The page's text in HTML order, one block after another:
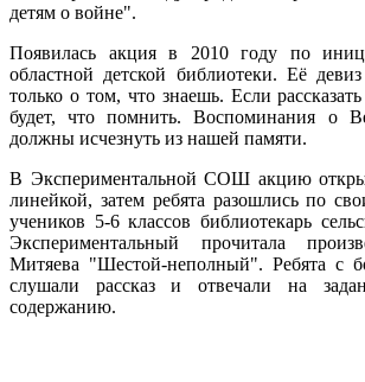
детям о войне".
Появилась акция в 2010 году по
областной детской библиотеки. Её
только о том, что знаешь. Если
будет, что помнить. Воспоминания о
должны исчезнуть из нашей памяти.
В Экспериментальной СОШ акцию
линейкой, затем ребята разошлись по
учеников 5-6 классов библиотекарь
Экспериментальный прочитала
Митяева "Шестой-неполный". Ребята с
слушали рассказ и отвечали на
содержанию.